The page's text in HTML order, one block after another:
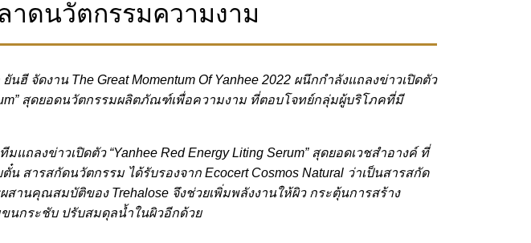
ดนวัตกรรมความงาม
จัดงาน The Great Momentum Of Yanhee 2022 ผนึกกำลังแถลงข่าวเปิดตัว
สุดยอดนวัตกรรมผลิตภัณฑ์เพื่อความงาม ที่ตอบโจทย์กลุ่มผู้บริโภคที่มี
ลงข่าวเปิดตัว “Yanhee Red Energy Liting Serum” สุดยอดเวชสำอางค์ ที่
ารสกัดนวัตกรรม ได้รับรองจาก Ecocert Cosmos Natural ว่าเป็นสารสกัด
านคุณสมบัติของ Trehalose จึงช่วยเพิ่มพลังงานให้ผิว กระตุ้นการสร้าง
นกระชับ ปรับสมดุลน้ำในผิวอีกด้วย